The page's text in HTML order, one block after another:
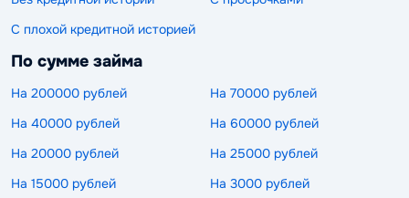
С плохой кредитной историей
По сумме займа
На 200000 рублей
На 70000 рублей
На 40000 рублей
На 60000 рублей
На 20000 рублей
На 25000 рублей
На 15000 рублей
На 3000 рублей